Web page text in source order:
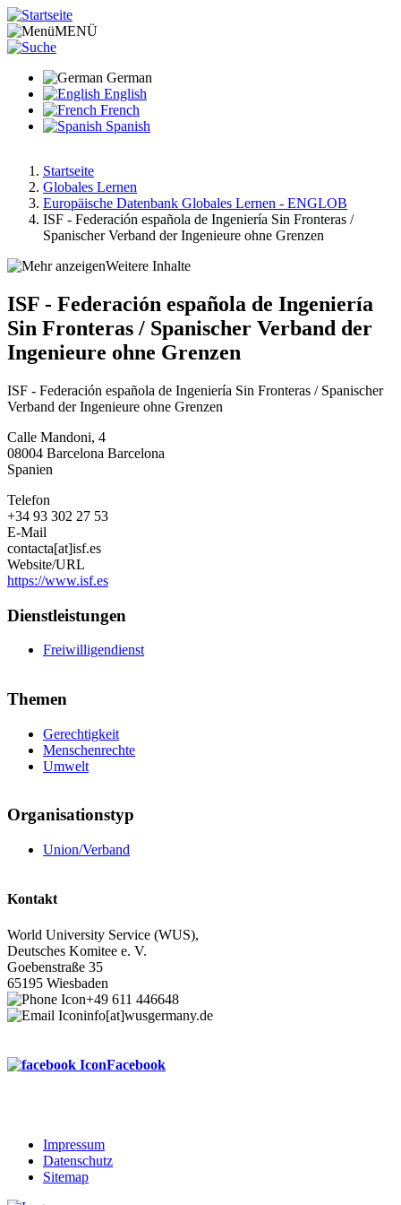
Direkt
zum
Inhalt
MENÜ
German
English
French
Spanish
Pfadnavigation
Startseite
Globales Lernen
Europäische Datenbank Globales Lernen - ENGLOB
ISF - Federación española de Ingeniería Sin Fronteras /
Spanischer Verband der Ingenieure ohne Grenzen
Weitere Inhalte
ISF - Federación española de Ingeniería
Sin Fronteras / Spanischer Verband der
Ingenieure ohne Grenzen
ISF - Federación española de Ingeniería Sin Fronteras / Spanischer
Verband der Ingenieure ohne Grenzen
Calle Mandoni, 4
08004 Barcelona Barcelona
Spanien
Telefon
+34 93 302 27 53
E-Mail
contacta[at]isf.es
Website/URL
https://www.isf.es
Dienstleistungen
Freiwilligendienst
Themen
Gerechtigkeit
Menschenrechte
Umwelt
Organisationstyp
Union/Verband
Kontakt
World University Service (WUS),
Deutsches Komitee e. V.
Goebenstraße 35
65195 Wiesbaden
+49 611 446648
info[at]wusgermany.de
Facebook
Footer
menu
Impressum
Datenschutz
Sitemap